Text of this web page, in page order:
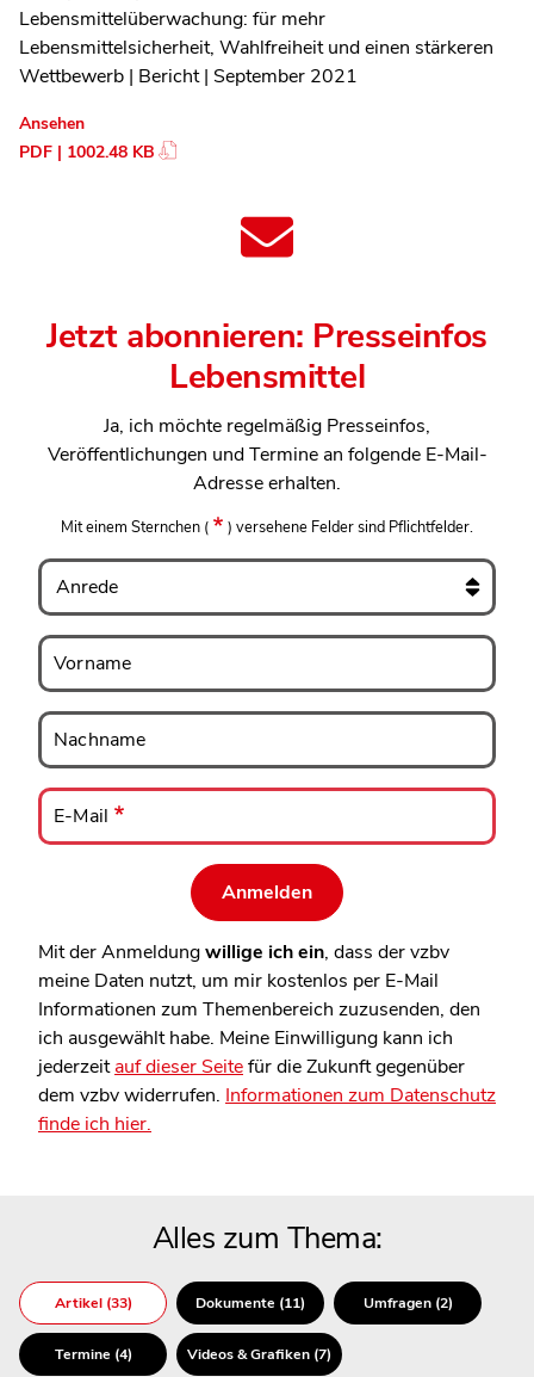
Lebensmittelüberwachung: für mehr
Lebensmittelsicherheit, Wahlfreiheit und einen stärkeren
Wettbewerb | Bericht | September 2021
Ansehen
PDF | 1002.48 KB
Jetzt abonnieren: Presseinfos
Lebensmittel
Ja, ich möchte regelmäßig Presseinfos,
Veröffentlichungen und Termine an folgende E-Mail-
Adresse erhalten.
Mit einem Sternchen ( ) versehene Felder sind Pflichtfelder.
Anrede
Vorname
Vorname
Nachname
Nachname
E-
Mail
E-Mail
Mit der Anmeldungwillige ich ein, dass der vzbv
meine Daten nutzt, um mir kostenlos per E-Mail
Informationen zum Themenbereich zuzusenden, den
ich ausgewählt habe. Meine Einwilligung kann ich
jederzeitauf dieser Seitefür die Zukunft gegenüber
dem vzbv widerrufen. Informationen zum Datenschutz
finde ich hier.
Alles zum Thema:
Artikel (33) Dokumente (11) Umfragen (2)
Termine (4) Videos & Grafiken (7)